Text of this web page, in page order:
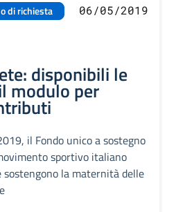
di richiesta
06/05/2019
disponibili le
modulo per
il Fondo unico a sostegno
sportivo italiano
la maternità delle